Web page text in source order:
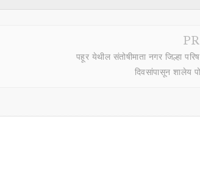
पहूर येथील संतोषीमाता नगर जिल्हा
दिवसांपासून शालेय